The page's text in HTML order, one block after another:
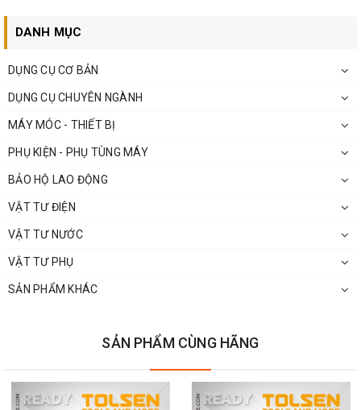
Liên hệ Tư vấn và Mua sản phẩm :
Hotline: 0813.22.00.77
Zalo: 096.532.4060.
DANH MỤC
DỤNG CỤ CƠ BẢN
DỤNG CỤ CHUYÊN NGÀNH
MÁY MÓC - THIẾT BỊ
PHỤ KIỆN - PHỤ TÙNG MÁY
BẢO HỘ LAO ĐỘNG
VẬT TƯ ĐIỆN
VẬT TƯ NƯỚC
VẬT TƯ PHỤ
SẢN PHẨM KHÁC
SẢN PHẨM CÙNG HÃNG